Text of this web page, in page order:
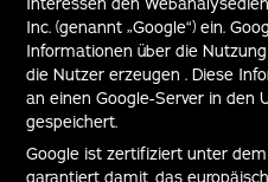
Inc. (genannt „Google“) ein.
Informationen über die
die Nutzer erzeugen . Diese
an einen Google-Server in den
gespeichert.
Google ist zertifiziert unter
garantiert damit, das